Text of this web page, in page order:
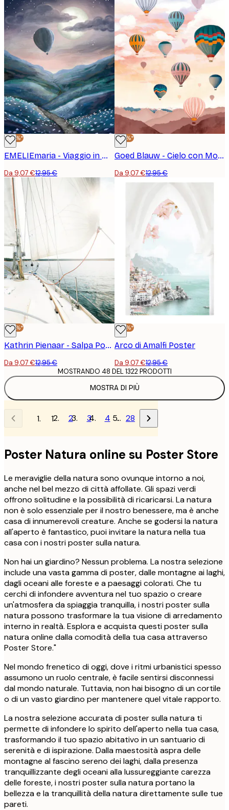
-30%*
EMELIEmaria - Viaggio in Mongolfiera al Chiaro di Luna Poster
Da 9,07 €12,95 €
-30%*
Goed Blauw - Cielo con Mongolfiera Poster
Da 9,07 €12,95 €
-30%*
Kathrin Pienaar - Salpa Poster
Da 9,07 €12,95 €
-30%*
Arco di Amalfi Poster
Da 9,07 €12,95 €
MOSTRA DI PIÙ
MOSTRANDO 48 DEL 1322 PRODOTTI
1 2 3 4 … 28
Poster Natura online su Poster Store
Le meraviglie della natura sono ovunque intorno a noi,
anche nel bel mezzo di città affollate. Gli spazi verdi
offrono solitudine e la possibilità di ricaricarsi. La natura
non è solo essenziale per il nostro benessere, ma è anche
casa di innumerevoli creature. Anche se godersi la natura
all'aperto è fantastico, puoi invitare la natura nella tua
casa con i nostri poster sulla natura.
Non hai un giardino? Nessun problema. La nostra selezione
include una vasta gamma di poster, dalle montagne ai laghi,
dagli oceani alle foreste e a paesaggi colorati. Che tu
cerchi di infondere avventura nel tuo spazio o creare
un'atmosfera da spiaggia tranquilla, i nostri poster sulla
natura possono trasformare la tua visione di arredamento
interno in realtà. Esplora e acquista questi poster sulla
natura online dalla comodità della tua casa attraverso
Poster Store."
Nel mondo frenetico di oggi, dove i ritmi urbanistici spesso
assumono un ruolo centrale, è facile sentirsi disconnessi
dal mondo naturale. Tuttavia, non hai bisogno di un cortile
o di un vasto giardino per mantenere quel vitale rapporto.
La nostra selezione accurata di poster sulla natura ti
permette di infondere lo spirito dell'aperto nella tua casa,
trasformando il tuo spazio abitativo in un santuario di
serenità e di ispirazione. Dalla maestosità aspra delle
montagne al fascino sereno dei laghi, dalla presenza
tranquillizzante degli oceani alla lussureggiante carezza
delle foreste, i nostri poster sulla natura portano la
bellezza e la tranquillità della natura direttamente sulle tue
pareti.